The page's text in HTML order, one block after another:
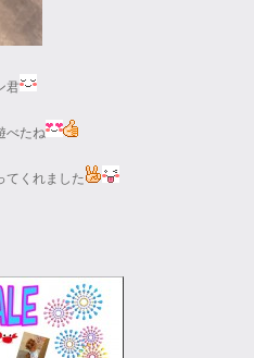
君
べたね
てくれました